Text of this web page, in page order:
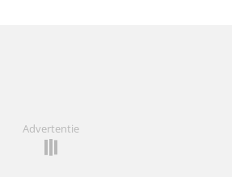
Advertentie